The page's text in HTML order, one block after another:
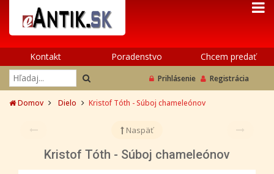
Kontakt Poradenstvo Chcem predať
Prihlásenie Registrácia
Domov Dielo Kristof Tóth - Súboj chameleónov
Naspäť
Kristof Tóth - Súboj chameleónov